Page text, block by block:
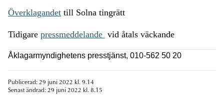
Överklagandet till Solna tingrätt
Tidigare pressmeddelande vid åtals väckande
Åklagarmyndighetens presstjänst, 010-562 50 20
Publicerad: 29 juni 2022 kl. 9.14
Senast ändrad: 29 juni 2022 kl. 8.15